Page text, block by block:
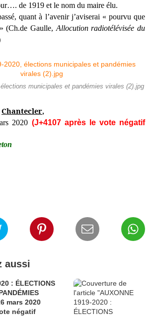
de 1919 et le nom du maire élu.
quant à l’avenir j’aviserai « pourvu que
(Ch.de Gaulle, Allocution radiotélévisée du
municipales et pandémies virales (2).jpg
Chantecler,
2020 (J+4107 après le vote négatif
aussi
: ÉLECTIONS
2020
négatif